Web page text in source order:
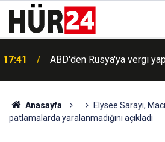
17:41 ABD'den Rusya'ya vergi
Anasayfa
Elysee Sarayı,
patlamalarda yaralanmadığını açıkladı